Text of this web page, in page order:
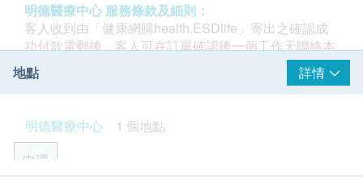
明德醫療中心佔地5,000 平方呎，位於中環，是明德國
際醫院的旗艦醫療設施。中心提供不同醫學範疇的一站
明德醫療中心 服務條款及細則：
客人收到由「健康網購health.ESDlife」寄出之確認成
功付款電郵後，客人可在訂單確認後一個工作天聯絡本
診所進行預約 (明德醫療中心：電郵:
mmc.central@matilda.org
- 客人必須於預約當天出示身份證明文件及列印訂購確
認信以確認身份。
- 訂購一經確認，不可更改已訂購之檢查項目或退款。
地點 詳情
明德醫療中心
1 個地點
中環